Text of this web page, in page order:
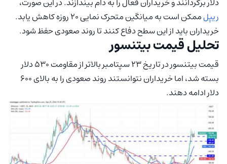
ریپل
ممکن است به میانگین متحرک نمایی 20 روزه کاهش یابد.
خریداران باید از این سطح دفاع کنند تا روند صعودی حفظ شود.
تحلیل قیمت بیتنسور
قیمت بیتنسور در تاریخ 23 سپتامبر بالاتر از مقاومت 530 دلار
بسته شد، اما خریداران نتوانستند روند صعودی را به بالای 600
دلار ادامه دهند.